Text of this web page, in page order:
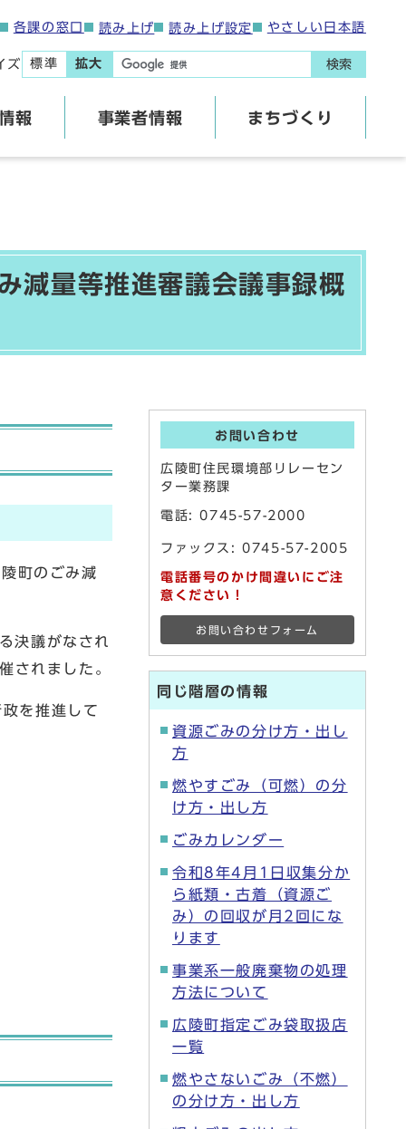
各課の窓口 読み上げ 読み上げ設定 やさしい日本語
ズ 標準 拡大 検索
報 事業者情報 まちづくり
減量等推進審議会議事録概
町のごみ減
決議がなされ
されました。
を推進して
お問い合わせ
広陵町住民環境部リレーセン
ター業務課
電話:0745-57-2000
ファックス: 0745-57-2005
電話番号のかけ間違いにご注
意ください！
お問い合わせフォーム
同じ階層の情報
資源ごみの分け方・出し
方
燃やすごみ（可燃）の分
け方・出し方
ごみカレンダー
令和8年4月1日収集分か
ら紙類・古着（資源ご
み）の回収が月2回にな
ります
事業系一般廃棄物の処理
方法について
広陵町指定ごみ袋取扱店
一覧
燃やさないごみ（不燃）
の分け方・出し方